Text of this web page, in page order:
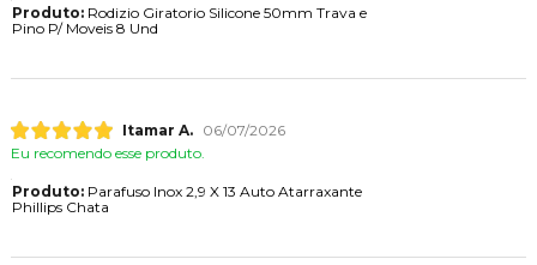
Produto:Rodizio Giratorio Silicone 50mm Trava e
Pino P/ Moveis 8 Und
Itamar A.
06/07/2026
Eu recomendo esse produto.
Produto:Parafuso Inox 2,9 X 13 Auto Atarraxante
Phillips Chata